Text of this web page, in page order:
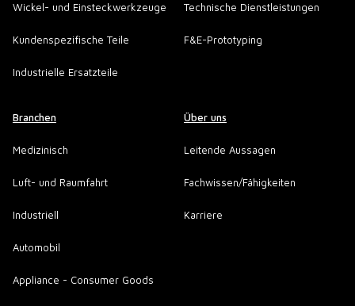
Wickel- und Einsteckwerkzeuge
Kundenspezifische Teile
Industrielle Ersatzteile
Technische Dienstleistungen
F&E-Prototyping
Branchen
Medizinisch
Luft- und Raumfahrt
Industriell
Automobil
Appliance - Consumer Goods
Über uns
Leitende Aussagen
Fachwissen/Fähigkeiten
Karriere